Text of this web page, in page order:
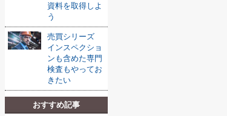
資料を取得しよ
う
売買シリーズ
インスペクショ
ンも含めた専門
検査もやってお
きたい
おすすめ記事